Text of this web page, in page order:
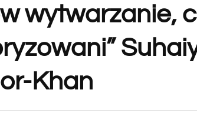
wytwarzanie,
Khan